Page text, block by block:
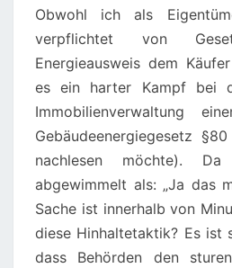
Obwohl ich als
verpflichtet von
Energieausweis dem
es ein harter Kampf bei
Immobilienverwaltung
Gebäudeenergiegesetz
nachlesen möchte).
abgewimmelt als: „Ja das
Sache ist innerhalb von
diese Hinhaltetaktik? Es ist
dass Behörden den